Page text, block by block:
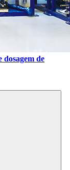
dosagem de